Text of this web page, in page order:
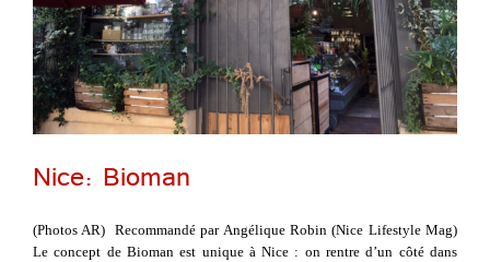
Nice: Bioman
(Photos AR) Recommandé par Angélique Robin (Nice Lifestyle Mag)
Le concept de Bioman est unique à Nice : on rentre d’un côté dans